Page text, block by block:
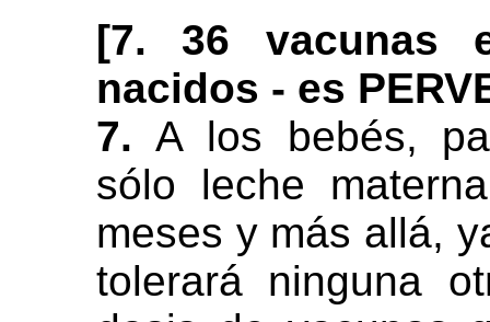
[7. 36 vacunas
nacidos - es
7. A los bebés,
sólo leche
meses y más allá,
tolerará ninguna